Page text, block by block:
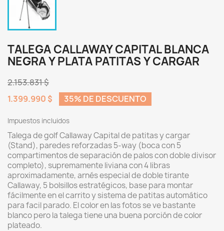
TALEGA CALLAWAY CAPITAL BLANCA
NEGRA Y PLATA PATITAS Y CARGAR
2.153.831 $
1.399.990 $
35% DE DESCUENTO
Impuestos incluidos
Talega de golf Callaway Capital de patitas y cargar
(Stand), paredes reforzadas 5-way (boca con 5
compartimentos de separación de palos con doble divisor
completo), supremamente liviana con 4 libras
aproximadamente, arnés especial de doble tirante
Callaway, 5 bolsillos estratégicos, base para montar
fácilmente en el carrito y sistema de patitas automático
para facil parado. El color en las fotos se ve bastante
blanco pero la talega tiene una buena porción de color
plateado.